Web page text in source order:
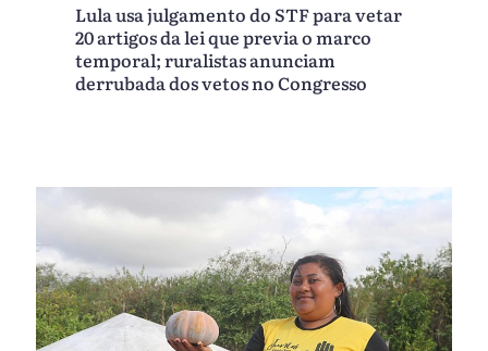
Lula usa julgamento do STF para vetar
20 artigos da lei que previa o marco
temporal; ruralistas anunciam
derrubada dos vetos no Congresso